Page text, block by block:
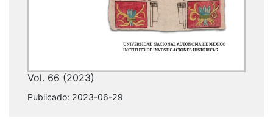
Vol. 66 (2023)
Publicado: 2023-06-29